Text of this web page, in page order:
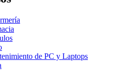
de PC y Laptops